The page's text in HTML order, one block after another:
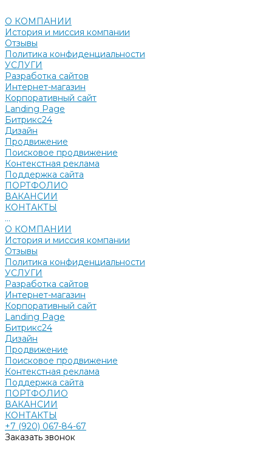
О КОМПАНИИ
История и миссия компании
Отзывы
Политика конфиденциальности
УСЛУГИ
Разработка сайтов
Интернет-магазин
Корпоративный сайт
Landing Page
Битрикс24
Дизайн
Продвижение
Поисковое продвижение
Контекстная реклама
Поддержка сайта
ПОРТФОЛИО
ВАКАНСИИ
КОНТАКТЫ
...
О КОМПАНИИ
История и миссия компании
Отзывы
Политика конфиденциальности
УСЛУГИ
Разработка сайтов
Интернет-магазин
Корпоративный сайт
Landing Page
Битрикс24
Дизайн
Продвижение
Поисковое продвижение
Контекстная реклама
Поддержка сайта
ПОРТФОЛИО
ВАКАНСИИ
КОНТАКТЫ
+7 (920) 067-84-67
Заказать звонок